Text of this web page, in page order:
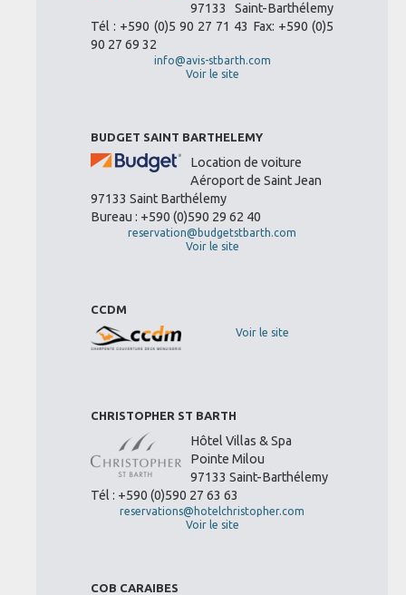
97133 Saint-Barthélemy
Tél : +590 (0)5 90 27 71 43 Fax: +590 (0)5
90 27 69 32
info@avis-stbarth.com
Voir le site
BUDGET SAINT BARTHELEMY
Location de voiture
Aéroport de Saint Jean
97133 Saint Barthélemy
Bureau : +590 (0)590 29 62 40
reservation@budgetstbarth.com
Voir le site
CCDM
Voir le site
CHRISTOPHER ST BARTH
Hôtel Villas & Spa
Pointe Milou
97133 Saint-Barthélemy
Tél : +590 (0)590 27 63 63
reservations@hotelchristopher.com
Voir le site
COB CARAIBES